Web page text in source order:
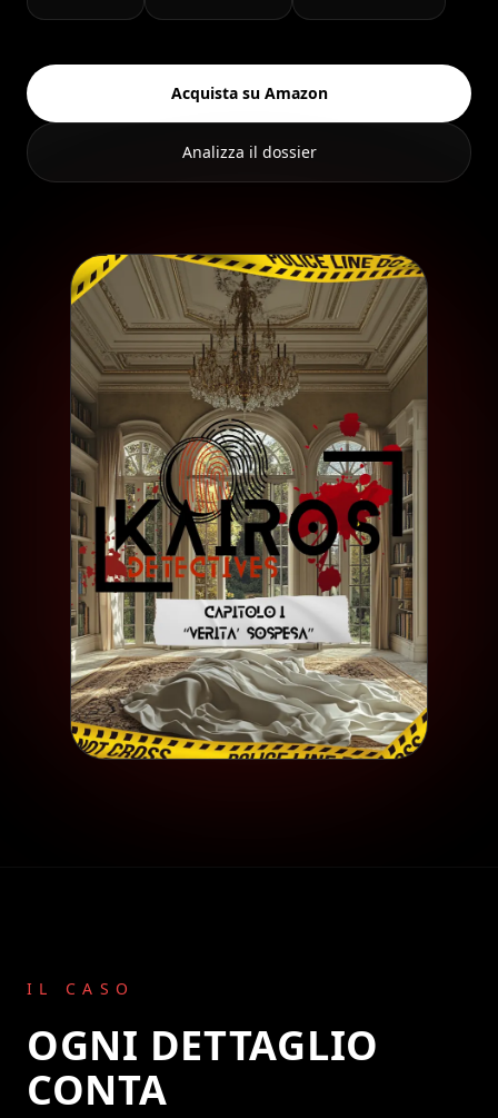
Acquista su Amazon
Analizza il dossier
IL CASO
OGNI DETTAGLIO
CONTA